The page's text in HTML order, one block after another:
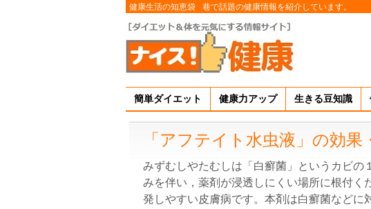
健康生活の知恵袋 巷で話題の健康情報を紹介しています。
簡単ダイエット 健康力アップ 生きる豆知識
「アフテイト水虫液」の効
みずむしやたむしは「白癬菌」というカビの
みを伴い，薬剤が浸透しにくい場所に根付く
発しやすい皮膚病です。本剤は白癬菌などに